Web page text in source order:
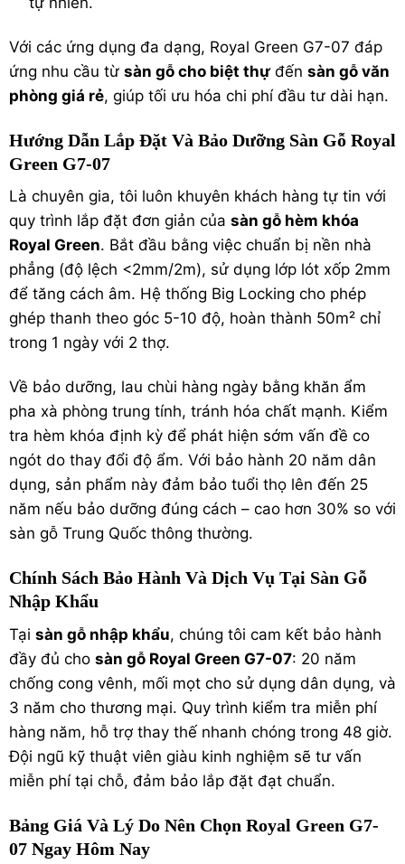
Với các ứng dụng đa dạng, Royal Green G7-07 đáp
ứng nhu cầu từ sàn gỗ cho biệt thựđến sàn gỗ văn
phòng giá rẻ, giúp tối ưu hóa chi phí đầu tư dài hạn.
Hướng Dẫn Lắp Đặt Và Bảo Dưỡng Sàn Gỗ Royal
Green G7-07
Là chuyên gia, tôi luôn khuyên khách hàng tự tin với
quy trình lắp đặt đơn giản của sàn gỗ hèm khóa
Royal Green. Bắt đầu bằng việc chuẩn bị nền nhà
phẳng (độ lệch <2mm/2m), sử dụng lớp lót xốp 2mm
để tăng cách âm. Hệ thống Big Locking cho phép
ghép thanh theo góc 5-10 độ, hoàn thành 50m² chỉ
trong 1 ngày với 2 thợ.
Về bảo dưỡng, lau chùi hàng ngày bằng khăn ẩm
pha xà phòng trung tính, tránh hóa chất mạnh. Kiểm
tra hèm khóa định kỳ để phát hiện sớm vấn đề co
ngót do thay đổi độ ẩm. Với bảo hành 20 năm dân
dụng, sản phẩm này đảm bảo tuổi thọ lên đến 25
năm nếu bảo dưỡng đúng cách – cao hơn 30% so với
sàn gỗ Trung Quốc thông thường.
Chính Sách Bảo Hành Và Dịch Vụ Tại Sàn Gỗ
Nhập Khẩu
Tại sàn gỗ nhập khẩu, chúng tôi cam kết bảo hành
đầy đủ cho sàn gỗ Royal Green G7-07: 20 năm
chống cong vênh, mối mọt cho sử dụng dân dụng, và
3 năm cho thương mại. Quy trình kiểm tra miễn phí
hàng năm, hỗ trợ thay thế nhanh chóng trong 48 giờ.
Đội ngũ kỹ thuật viên giàu kinh nghiệm sẽ tư vấn
miễn phí tại chỗ, đảm bảo lắp đặt đạt chuẩn.
Bảng Giá Và Lý Do Nên Chọn Royal Green G7-
07 Ngay Hôm Nay